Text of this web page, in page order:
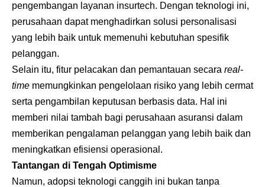
pengembangan layanan insurtech. Dengan teknologi ini,
perusahaan dapat menghadirkan solusi personalisasi
yang lebih baik untuk memenuhi kebutuhan spesifik
pelanggan.
Selain itu, fitur pelacakan dan pemantauan secara real-
time memungkinkan pengelolaan risiko yang lebih cermat
serta pengambilan keputusan berbasis data. Hal ini
memberi nilai tambah bagi perusahaan asuransi dalam
memberikan pengalaman pelanggan yang lebih baik dan
meningkatkan efisiensi operasional.
Tantangan di Tengah Optimisme
Namun, adopsi teknologi canggih ini bukan tanpa